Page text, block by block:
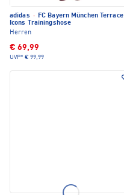
adidas · FC Bayern München Terrace
Icons Trainingshose
Herren
€ 69,99
UVP* € 99,99